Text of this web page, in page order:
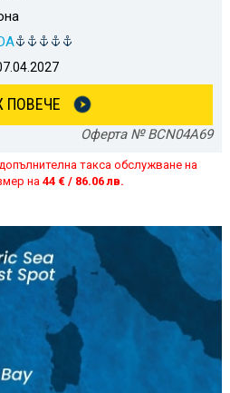
ПОВЕЧЕ
Оферта № BCN04A69
такса обслужване на
на 44 € / 86.06 лв.